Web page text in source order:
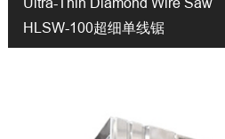
HLSW-100超细单线锯